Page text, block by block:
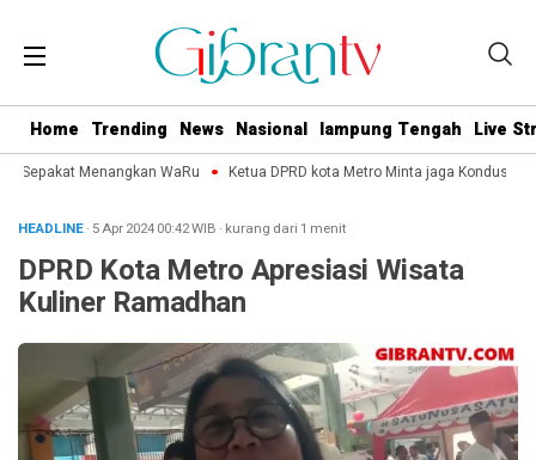
Home Trending News Nasional lampung Tengah Live
Sepakat Menangkan WaRu Ketua DPRD kota Metro Minta jaga
HEADLINE· 5 Apr 202400:42WIB · kurang dari 1 menit
DPRD Kota Metro Apresiasi Wisata
Kuliner Ramadhan